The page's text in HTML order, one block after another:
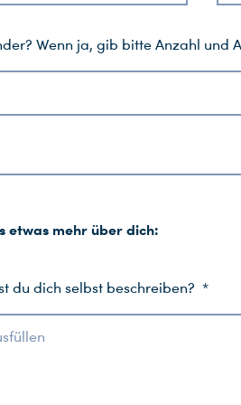
Wenn ja, gib bitte Anzahl und
etwas mehr über dich:
du dich selbst beschreiben? *